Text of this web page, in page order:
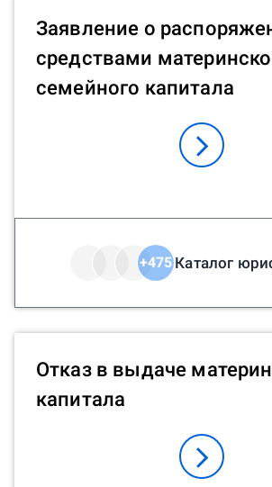
Заявление о
средствами
семейного капитала
+475Каталог
Отказ в выдаче
капитала